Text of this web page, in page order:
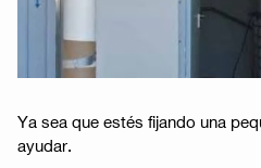
Ya sea que estés fijando una
ayudar.